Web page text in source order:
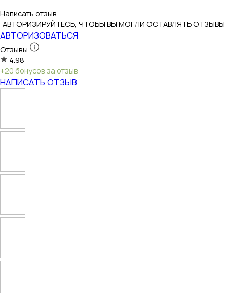
Написать отзыв
АВТОРИЗИРУЙТЕСЬ, ЧТОБЫ ВЫ МОГЛИ ОСТАВЛЯТЬ ОТЗЫВЫ
АВТОРИЗОВАТЬСЯ
Отзывы
4.98
+20 бонусов за отзыв
НАПИСАТЬ ОТЗЫВ